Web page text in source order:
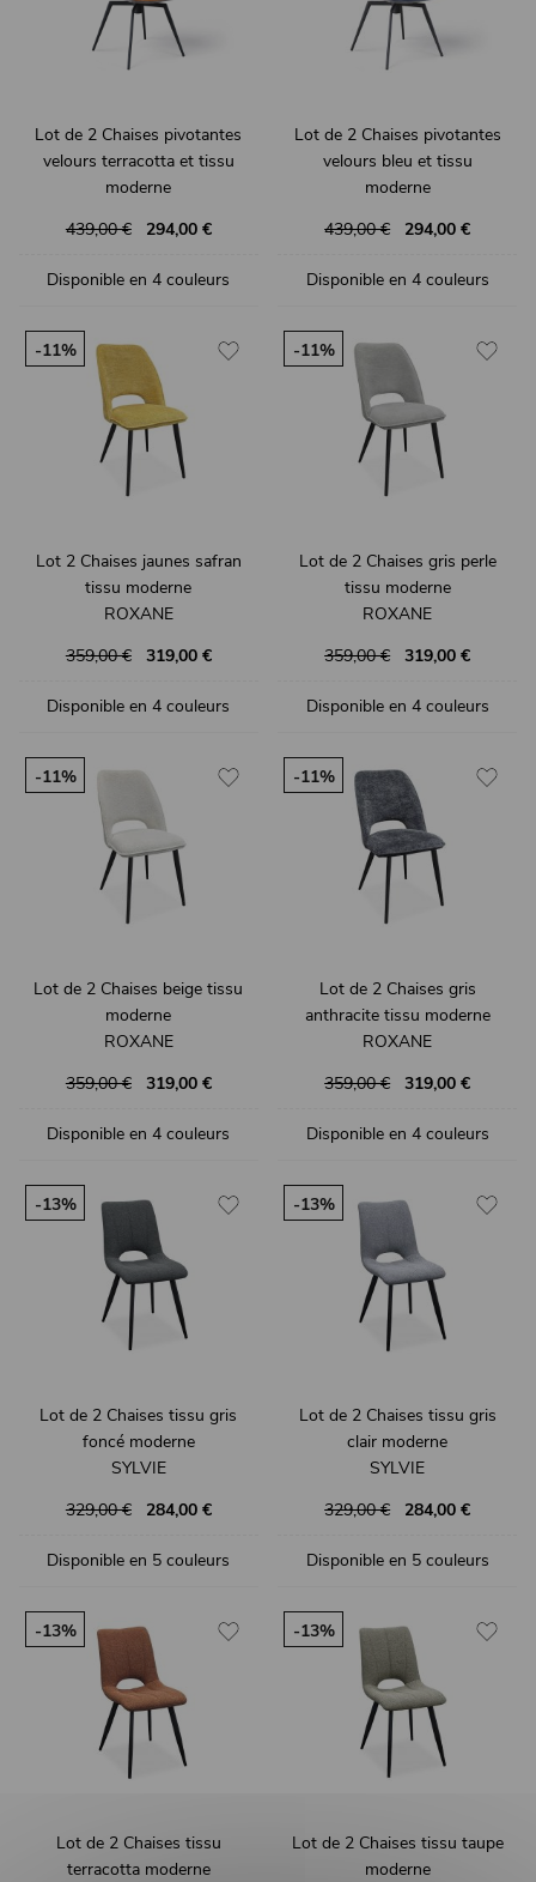
Lot de 2 Chaises pivotantes
velours terracotta et tissu
moderne
439,00 € 294,00 €
Disponible en 4 couleurs
Lot de 2 Chaises pivotantes
velours bleu et tissu
moderne
439,00 € 294,00 €
Disponible en 4 couleurs
-11%
Lot 2 Chaises jaunes safran
tissu moderne
ROXANE
359,00 €
319,00 €
Disponible en 4 couleurs
-11%
Lot de 2 Chaises gris perle
tissu moderne
ROXANE
359,00 €
319,00 €
Disponible en 4 couleurs
-11%
Lot de 2 Chaises beige tissu
moderne
ROXANE
359,00 €
319,00 €
Disponible en 4 couleurs
-11%
Lot de 2 Chaises gris
anthracite tissu moderne
ROXANE
359,00 €
319,00 €
Disponible en 4 couleurs
-13%
Lot de 2 Chaises tissu gris
foncé moderne
SYLVIE
329,00 €
284,00 €
Disponible en 5 couleurs
-13%
Lot de 2 Chaises tissu gris
clair moderne
SYLVIE
329,00 €
284,00 €
Disponible en 5 couleurs
-13%
Lot de 2 Chaises tissu
terracotta moderne
-13%
Lot de 2 Chaises tissu taupe
moderne